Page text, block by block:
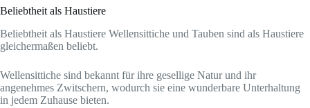
Beliebtheit als Haustiere
Beliebtheit als Haustiere Wellensittiche und Tauben sind als Haustiere
gleichermaßen beliebt.
Wellensittiche sind bekannt für ihre gesellige Natur und ihr
angenehmes Zwitschern, wodurch sie eine wunderbare Unterhaltung
in jedem Zuhause bieten.